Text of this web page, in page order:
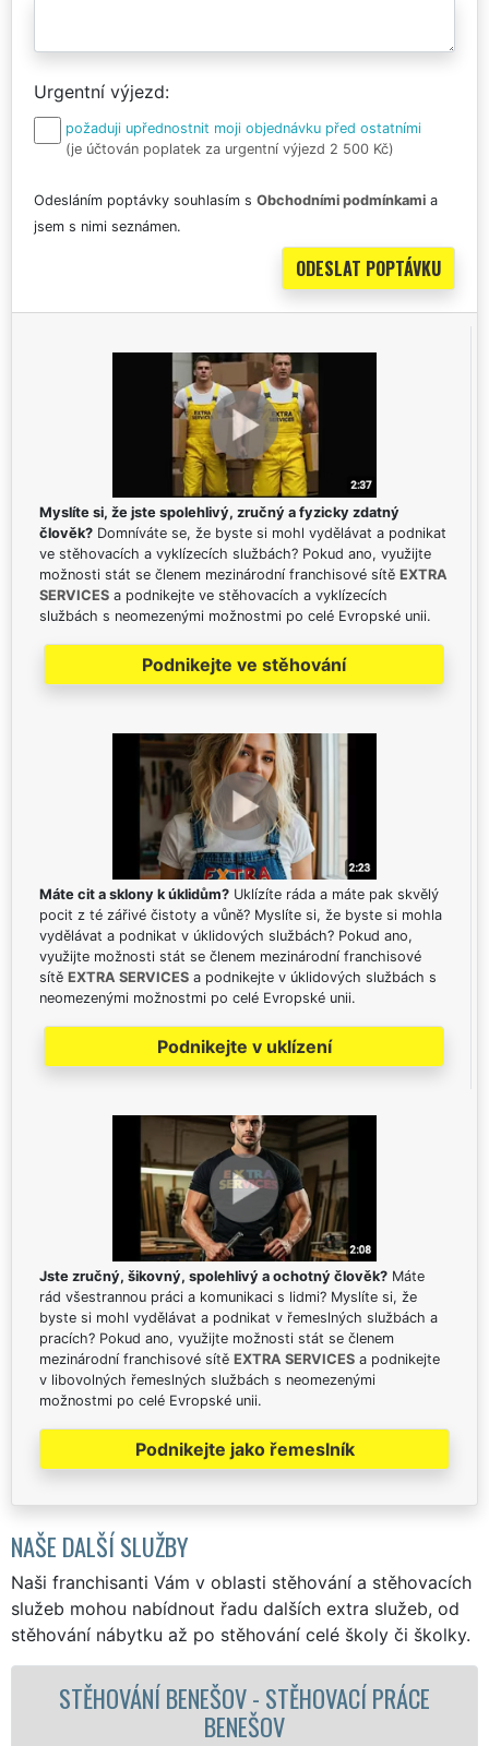
Urgentní výjezd
požaduji upřednostnit moji objednávku před ostatními
(je účtován poplatek za urgentní výjezd 2 500 Kč)
Odesláním poptávky souhlasím s Obchodními podmínkami a
jsem s nimi seznámen.
Myslíte si, že jste spolehlivý, zručný a fyzicky zdatný
člověk? Domníváte se, že byste si mohl vydělávat a podnikat
ve stěhovacích a vyklízecích službách? Pokud ano, využijte
možnosti stát se členem mezinárodní franchisové sítě EXTRA
SERVICES a podnikejte ve stěhovacích a vyklízecích
službách s neomezenými možnostmi po celé Evropské unii.
Podnikejte ve stěhování
Máte cit a sklony k úklidům? Uklízíte ráda a máte pak skvělý
pocit z té zářivé čistoty a vůně? Myslíte si, že byste si mohla
vydělávat a podnikat v úklidových službách? Pokud ano,
využijte možnosti stát se členem mezinárodní franchisové
sítě EXTRA SERVICES a podnikejte v úklidových službách s
neomezenými možnostmi po celé Evropské unii.
Podnikejte v uklízení
Jste zručný, šikovný, spolehlivý a ochotný člověk? Máte
rád všestrannou práci a komunikaci s lidmi? Myslíte si, že
byste si mohl vydělávat a podnikat v řemeslných službách a
pracích? Pokud ano, využijte možnosti stát se členem
mezinárodní franchisové sítě EXTRA SERVICES a podnikejte
v libovolných řemeslných službách s neomezenými
možnostmi po celé Evropské unii.
Podnikejte jako řemeslník
NAŠE DALŠÍ SLUŽBY
Naši franchisanti Vám v oblasti stěhování a stěhovacích
služeb mohou nabídnout řadu dalších extra služeb, od
stěhování nábytku až po stěhování celé školy či školky.
PRÁCE STĚHOVACÍ SLUŽBA
STĚHOVACÍ FIRMA